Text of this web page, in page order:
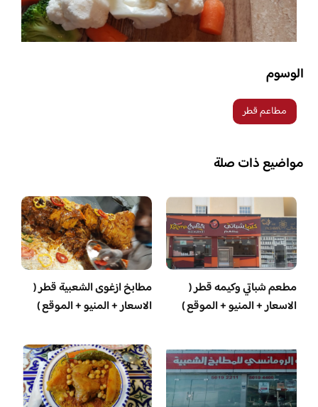
الوسوم
مطاعم قطر
مواضيع ذات صلة
مطعم شباتي وكيمه قطر (
الاسعار + المنيو + الموقع )
مطابخ ازغوى الشعبية قطر (
الاسعار + المنيو + الموقع )